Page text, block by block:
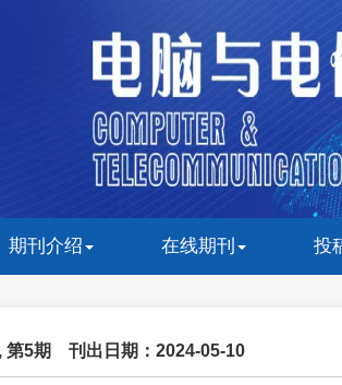
期刊介绍 在线期刊 投
第5期 刊出日期：2024-05-10